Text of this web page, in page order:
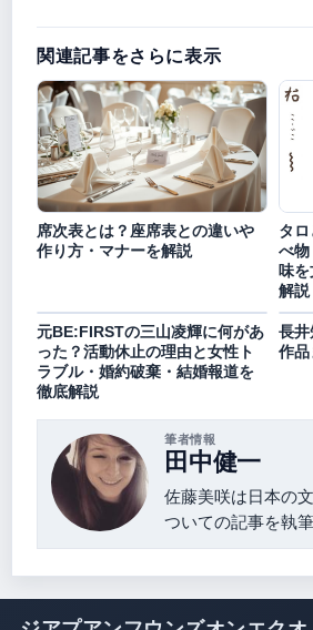
関連記事をさらに表示
席次表とは？座席表との違いや
作り方・マナーを解説
タ
べ物
味を
解説
元BE:FIRSTの三山凌輝に何があ
った？活動休止の理由と女性ト
ラブル・婚約破棄・結婚報道を
徹底解説
長井
作品
筆者情報
田中健一
佐藤美咲は日本の
ついての記事を執